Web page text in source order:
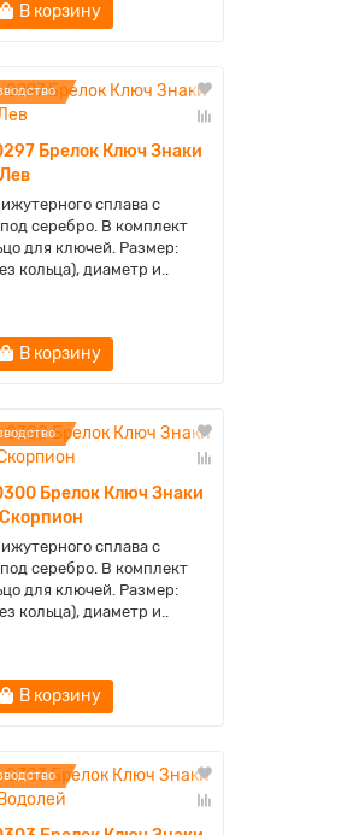
В корзину
Брелок Ключ Знаки
сплава с
серебро. В комплект
для ключей. Размер:
кольца), диаметр и..
В корзину
Брелок Ключ Знаки
сплава с
серебро. В комплект
для ключей. Размер:
кольца), диаметр и..
В корзину